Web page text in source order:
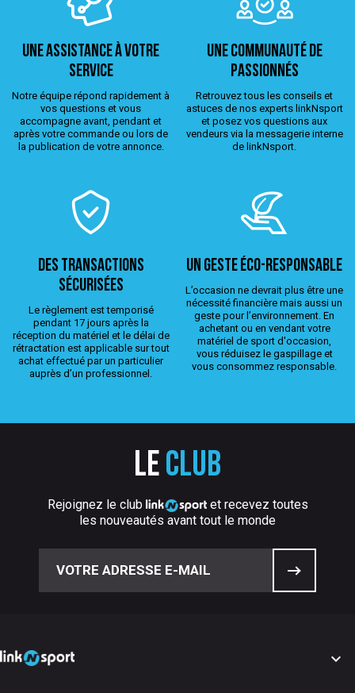
Une assistance à votre
service
Notre équipe répond rapidement à
vos questions et vous
accompagne avant, pendant et
après votre commande ou lors de
la publication de votre annonce.
Une Communauté de
passionnés
Retrouvez tous les conseils et
astuces de nos experts linkNsport
et posez vos questions aux
vendeurs via la messagerie interne
de linkNsport.
Des transactions
sécurisées
Le règlement est temporisé
pendant 17 jours après la
réception du matériel et le délai de
rétractation est applicable sur tout
achat effectué par un particulier
auprès d’un professionnel.
Un geste éco-responsable
L’occasion ne devrait plus être une
nécessité financière mais aussi un
geste pour l’environnement. En
achetant ou en vendant votre
matériel de sport d'occasion,
vous réduisez le gaspillage et
vous consommez responsable.
Le club
Rejoignez le club
et recevez toutes
les nouveautés avant tout le monde
